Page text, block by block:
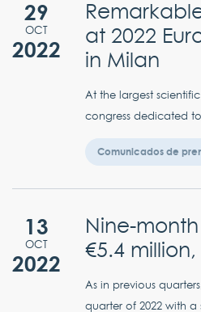
29
OCT
2022
at 2022
in Milan
At the largest
congress dedicated
Comunicados de
13
OCT
2022
Nine-
€5.4
As in previous
quarter of 2022 with